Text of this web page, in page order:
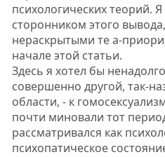
психологических теорий.
сторонником этого
нераскрытыми те а-
начале этой статьи.
Здесь я хотел бы
совершенно другой, так-
области, - к
почти миновали тот
рассматривался как
психопатическое